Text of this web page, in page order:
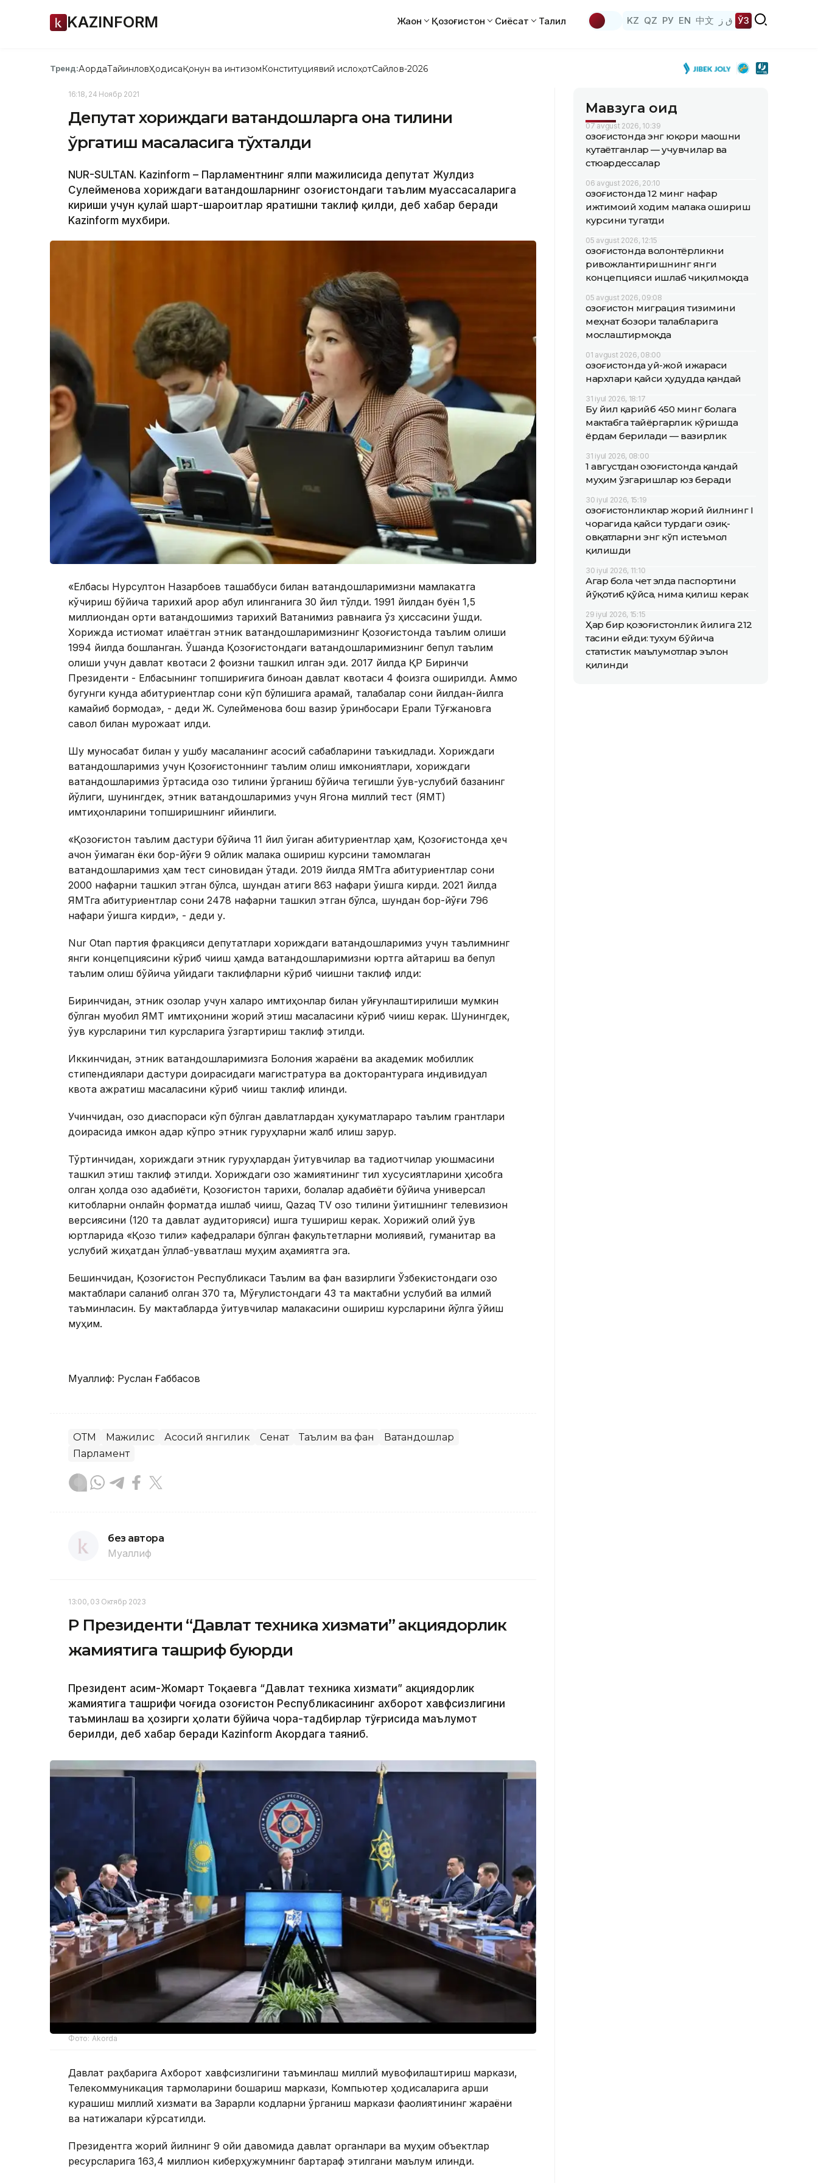
KAZINFORM Жаҳон Қозоғистон Сиёсат Таҳлил KZ QZ РУ EN 中文 ق ز ЎЗ
Тренд:АқордаТайинловҲодисаҚонун ва интизомКонституциявий ислоҳотСайлов-2026
16:18, 24 Ноябр 2021
Депутат хориждаги ватандошларга она тилини
ўргатиш масаласига тўхталди
NUR-SULTAN. Kazinform – Парламентнинг ялпи мажилисида депутат Жулдиз
Сулейменова хориждаги ватандошларнинг Қозоғистондаги таълим муассасаларига
кириши учун қулай шарт-шароитлар яратишни таклиф қилди, деб хабар беради
Kazinform мухбири.
«Елбасы Нурсултон Назарбоев ташаббуси билан ватандошларимизни мамлакатга
кўчириш бўйича тарихий қарор қабул қилинганига 30 йил тўлди. 1991 йилдан буён 1,5
миллиондан ортиқ ватандошимиз тарихий Ватанимиз равнақига ўз ҳиссасини қўшди.
Хорижда истиқомат қилаётган этник ватандошларимизнинг Қозоғистонда таълим олиши
1994 йилда бошланган. Ўшанда Қозоғистондаги ватандошларимизнинг бепул таълим
олиши учун давлат квотаси 2 фоизни ташкил қилган эди. 2017 йилда ҚР Биринчи
Президенти - Елбасынинг топшириғига биноан давлат квотаси 4 фоизга оширилди. Аммо
бугунги кунда абитуриентлар сони кўп бўлишига қарамай, талабалар сони йилдан-йилга
камайиб бормоқда», - деди Ж. Сулейменова бош вазир ўринбосари Ерали Тўғжановга
савол билан мурожаат қилди.
Шу муносабат билан у ушбу масаланинг асосий сабабларини таъкидлади. Хориждаги
ватандошларимиз учун Қозоғистоннинг таълим олиш имкониятлари, хориждаги
ватандошларимиз ўртасида қозоқ тилини ўрганиш бўйича тегишли ўқув-услубий базанинг
йўқлиги, шунингдек, этник ватандошларимиз учун Ягона миллий тест (ЯМТ)
имтиҳонларини топширишнинг қийинлиги.
«Қозоғистон таълим дастури бўйича 11 йил ўқиган абитуриентлар ҳам, Қозоғистонда ҳеч
қачон ўқимаган ёки бор-йўғи 9 ойлик малака ошириш курсини тамомлаган
ватандошларимиз ҳам тест синовидан ўтади. 2019 йилда ЯМТга абитуриентлар сони
2000 нафарни ташкил этган бўлса, шундан атиги 863 нафари ўқишга кирди. 2021 йилда
ЯМТга абитуриентлар сони 2478 нафарни ташкил этган бўлса, шундан бор-йўғи 796
нафари ўқишга кирди», - деди у.
Nur Otan партия фракцияси депутатлари хориждаги ватандошларимиз учун таълимнинг
янги концепциясини кўриб чиқиш ҳамда ватандошларимизни юртга қайтариш ва бепул
таълим олиш бўйича қуйидаги таклифларни кўриб чиқишни таклиф қилди:
Биринчидан, этник қозоқлар учун халқаро имтиҳонлар билан уйғунлаштирилиши мумкин
бўлган муқобил ЯМТ имтиҳонини жорий этиш масаласини кўриб чиқиш керак. Шунингдек,
ўқув курсларини тил курсларига ўзгартириш таклиф этилди.
Иккинчидан, этник ватандошларимизга Болония жараёни ва академик мобиллик
стипендиялари дастури доирасидаги магистратура ва докторантурага индивидуал
квота ажратиш масаласини кўриб чиқиш таклиф қилинди.
Учинчидан, қозоқ диаспораси кўп бўлган давлатлардан ҳукуматлараро таълим грантлари
доирасида имкон қадар кўпроқ этник гуруҳларни жалб қилиш зарур.
Тўртинчидан, хориждаги этник гуруҳлардан ўқитувчилар ва тадқиқотчилар уюшмасини
ташкил этиш таклиф этилди. Хориждаги қозоқ жамиятининг тил хусусиятларини ҳисобга
олган ҳолда қозоқ адабиёти, Қозоғистон тарихи, болалар адабиёти бўйича универсал
китобларни онлайн форматда ишлаб чиқиш, Qazaq TV қозоқ тилини ўқитишнинг телевизион
версиясини (120 та давлат аудиторияси) ишга тушириш керак. Хорижий олий ўқув
юртларида «Қозоқ тили» кафедралари бўлган факультетларни молиявий, гуманитар ва
услубий жиҳатдан қўллаб-қувватлаш муҳим аҳамиятга эга.
Бешинчидан, Қозоғистон Республикаси Таълим ва фан вазирлиги Ўзбекистондаги қозоқ
мактаблари сақланиб қолган 370 та, Мўғулистондаги 43 та мактабни услубий ва илмий
таъминласин. Бу мактабларда ўқитувчилар малакасини ошириш курсларини йўлга қўйиш
муҳим.
Муаллиф: Руслан Ғаббасов
ОТМ Мажилис Асосий янгилик Сенат Таълим ва фан
Ватандошлар
Парламент
без автора
Муаллиф
13:00, 03 Октябр 2023
ҚР Президенти “Давлат техника хизмати” акциядорлик
жамиятига ташриф буюрди
Президент Қасим-Жомарт Тоқаевга “Давлат техника хизмати” акциядорлик
жамиятига ташрифи чоғида Қозоғистон Республикасининг ахборот хавфсизлигини
таъминлаш ва ҳозирги ҳолати бўйича чора-тадбирлар тўғрисида маълумот
берилди, деб хабар беради Каzinform Акордага таяниб.
Фото: Akorda
Давлат раҳбарига Ахборот хавфсизлигини таъминлаш миллий мувофиқлаштириш маркази,
Телекоммуникация тармоқларини бошқариш маркази, Компьютер ҳодисаларига қарши
курашиш миллий хизмати ва Зарарли кодларни ўрганиш маркази фаолиятининг жараёни
ва натижалари кўрсатилди.
Президентга жорий йилнинг 9 ойи давомида давлат органлари ва муҳим объектлар
ресурсларига 163,4 миллион киберҳужумнинг бартараф этилгани маълум қилинди.
Мавзуга оид
07 avgust 2026, 10:39
Қозоғистонда энг юқори маошни
кутаётганлар — учувчилар ва
стюардессалар
06 avgust 2026, 20:10
Қозоғистонда 12 минг нафар
ижтимоий ходим малака ошириш
курсини тугатди
05 avgust 2026, 12:15
Қозоғистонда волонтёрликни
ривожлантиришнинг янги
концепцияси ишлаб чиқилмоқда
05 avgust 2026, 09:08
Қозоғистон миграция тизимини
меҳнат бозори талабларига
мослаштирмоқда
01 avgust 2026, 08:00
Қозоғистонда уй-жой ижараси
нархлари қайси ҳудудда қандай
31 iyul 2026, 18:17
Бу йил қарийб 450 минг болага
мактабга тайёргарлик кўришда
ёрдам берилади — вазирлик
31 iyul 2026, 08:00
1 августдан Қозоғистонда қандай
муҳим ўзгаришлар юз беради
30 iyul 2026, 15:19
Қозоғистонликлар жорий йилнинг I
чорагида қайси турдаги озиқ-
овқатларни энг кўп истеъмол
қилишди
30 iyul 2026, 11:10
Агар бола чет элда паспортини
йўқотиб қўйса, нима қилиш керак
29 iyul 2026, 15:15
Ҳар бир қозоғистонлик йилига 212
тасини ейди: тухум бўйича
статистик маълумотлар эълон
қилинди